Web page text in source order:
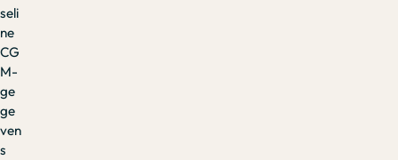
seli
ne
CG
M-
ge
ge
ven
s